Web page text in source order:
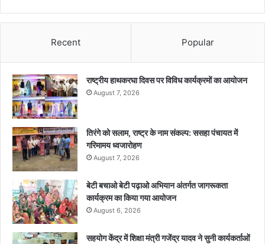
Recent Popular
राष्ट्रीय हाथकरघा दिवस पर विविध कार्यक्रमों का आयोजन
August 7, 2026
तिरंगे को सलाम, राष्ट्र के नाम संकल्प: ससहा पंचायत में
गरिमामय ध्वजारोहण
August 7, 2026
बेटी बचाओ बेटी पढ़ाओ अभियान अंतर्गत जागरूकता
कार्यक्रम का किया गया आयोजन
August 6, 2026
सहयोग केंद्र में शिक्षा मंत्री गजेंद्र यादव ने सुनी कार्यकर्ताओं